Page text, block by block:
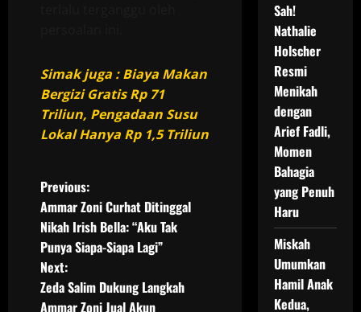
Simak juga : Biaya Makan
Bergizi Gratis Rp 71
Triliun, Pengadaan Susu
Lokal Hanya Rp 1,5 Triliun
P
o
s
t
Previous:
Ammar Zoni Curhat Ditinggal
Nikah Irish Bella: “Aku Tak
Punya Siapa-Siapa Lagi”
Next:
Zeda Salim Dukung Langkah
Ammar Zoni Jual Akun
Sah!
Nathalie
Holscher
Resmi
Menikah
dengan
Arief Fadli,
Momen
Bahagia
yang Penuh
Haru
Miskah
Umumkan
Hamil Anak
Kedua,